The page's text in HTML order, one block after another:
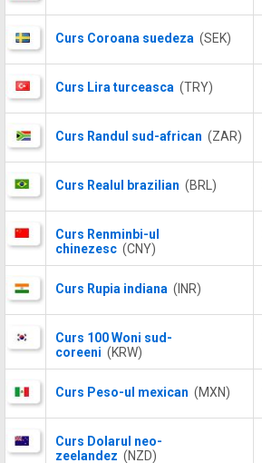
Curs Coroana suedeza (SEK)
Curs Lira turceasca (TRY)
Curs Randul sud-african (ZAR)
Curs Realul brazilian (BRL)
Curs Renminbi-ul
chinezesc (CNY)
Curs Rupia indiana (INR)
Curs 100 Woni sud-
coreeni (KRW)
Curs Peso-ul mexican (MXN)
Curs Dolarul neo-
zeelandez (NZD)